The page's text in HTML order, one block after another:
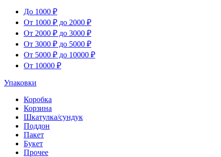
До 1000 ₽
От 1000 ₽ до 2000 ₽
От 2000 ₽ до 3000 ₽
От 3000 ₽ до 5000 ₽
От 5000 ₽ до 10000 ₽
От 10000 ₽
Упаковки
Коробка
Корзина
Шкатулка/сундук
Поддон
Пакет
Букет
Прочее